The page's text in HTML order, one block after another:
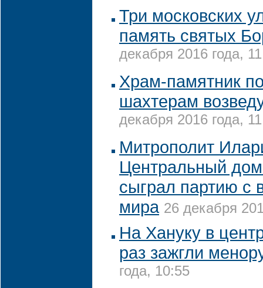
Три московских
память святых
декабря 2016 года,
Храм-памятник
шахтерам
декабря 2016 года,
Митрополит
Центральный
сыграл партию с
мира 26 декабря
На Хануку в
раз зажгли
года, 10:55